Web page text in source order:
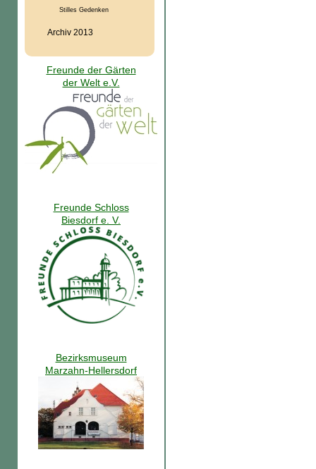
Stilles Gedenken
Archiv 2013
Freunde der Gärten
der Welt e.V.
Freunde Schloss
Biesdorf e. V.
Bezirksmuseum
Marzahn-Hellersdorf